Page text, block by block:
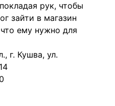
рук, чтобы
зайти в магазин
ему нужно для
г. Кушва, ул.